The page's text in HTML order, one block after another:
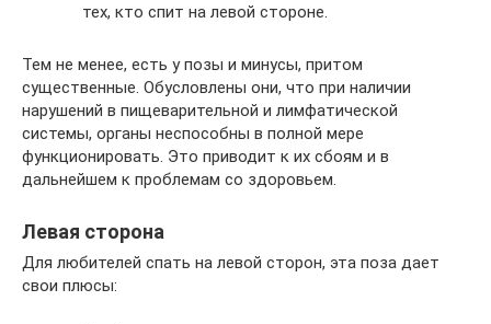
тех, кто спит на левой стороне.
Тем не менее, есть у позы и минусы, притом
существенные. Обусловлены они, что при наличии
нарушений в пищеварительной и лимфатической
системы, органы неспособны в полной мере
функционировать. Это приводит к их сбоям и в
дальнейшем к проблемам со здоровьем.
Левая сторона
Для любителей спать на левой сторон, эта поза дает
свои плюсы: